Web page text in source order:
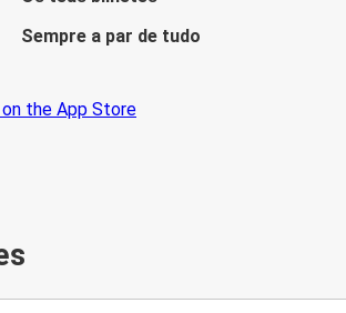
Sempre a par de tudo